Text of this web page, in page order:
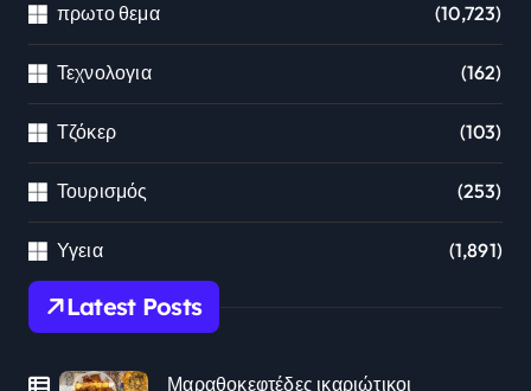
πρωτο θεμα (10,723)
Τεχνολογια (162)
Τζόκερ (103)
Τουρισμός (253)
Υγεια (1,891)
Latest Posts
Μαραθοκεφτέδες ικαριώτικοι